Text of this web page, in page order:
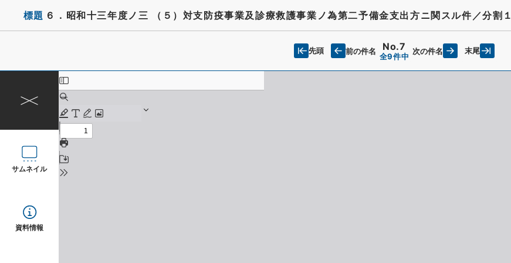
標題 ６．昭和十三年度ノ三 （５）対支防疫事業及診療救護事業ノ為第二予備金支出方ニ関スル件／分割１
先頭 前の件名 No.7
全9件中
次の件名 末尾
サムネイル
資料情報